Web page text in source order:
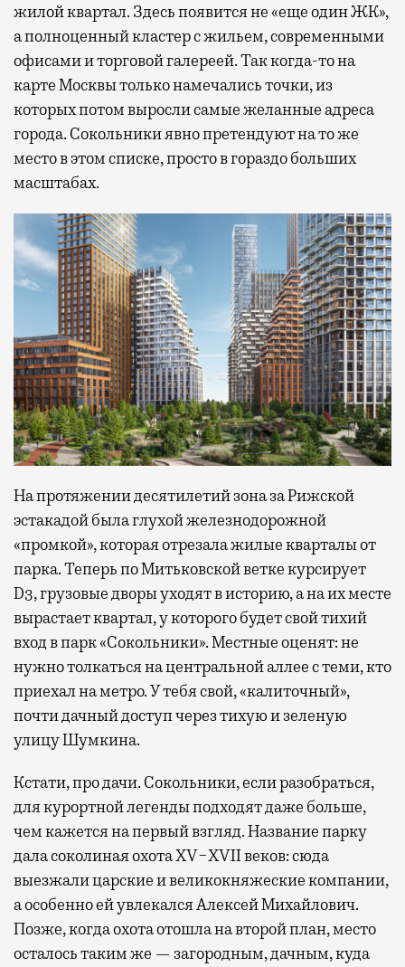
жилой квартал. Здесь появится не «еще один ЖК»,
а полноценный кластер с жильем, современными
офисами и торговой галереей. Так когда-то на
карте Москвы только намечались точки, из
которых потом выросли самые желанные адреса
города. Сокольники явно претендуют на то же
место в этом списке, просто в гораздо больших
масштабах.
На протяжении десятилетий зона за Рижской
эстакадой была глухой железнодорожной
«промкой», которая отрезала жилые кварталы от
парка. Теперь по Митьковской ветке курсирует
D3, грузовые дворы уходят в историю, а на их месте
вырастает квартал, у которого будет свой тихий
вход в парк «Сокольники». Местные оценят: не
нужно толкаться на центральной аллее с теми, кто
приехал на метро. У тебя свой, «калиточный»,
почти дачный доступ через тихую и зеленую
улицу Шумкина.
Кстати, про дачи. Сокольники, если разобраться,
для курортной легенды подходят даже больше,
чем кажется на первый взгляд. Название парку
дала соколиная охота XV−XVII веков: сюда
выезжали царские и великокняжеские компании,
а особенно ей увлекался Алексей Михайлович.
Позже, когда охота отошла на второй план, место
осталось таким же — загородным, дачным, куда